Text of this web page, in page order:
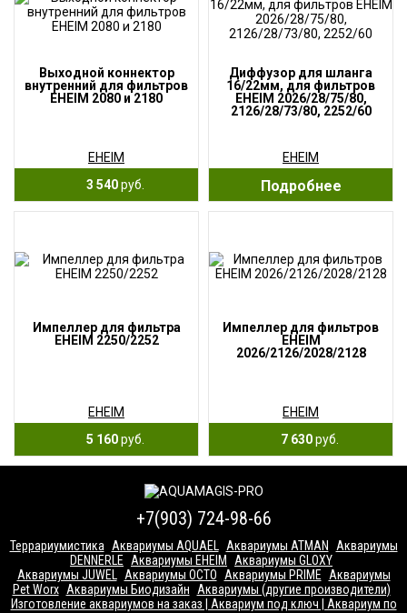
Выходной коннектор
внутренний для фильтров
EHEIM 2080 и 2180
EHEIM
3 540руб.
Диффузор для шланга
16/22мм, для фильтров
EHEIM 2026/28/75/80,
2126/28/73/80, 2252/60
EHEIM
Подробнее
Импеллер для фильтра
EHEIM 2250/2252
EHEIM
5 160руб.
Импеллер для фильтров
EHEIM
2026/2126/2028/2128
EHEIM
7 630руб.
+7(903) 724-98-66
Террариумистика Аквариумы AQUAEL Аквариумы ATMAN
Аквариумы
DENNERLE
Аквариумы EHEIM
Аквариумы GLOXY
Аквариумы JUWEL
Аквариумы OCTO Аквариумы PRIME
Аквариумы
Pet Worx Аквариумы Биодизайн
Аквариумы (другие производители)
Изготовление аквариумов на заказ | Аквариум под ключ | Аквариум по